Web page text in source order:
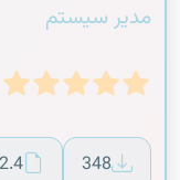
مدیر سیستم
348
MB